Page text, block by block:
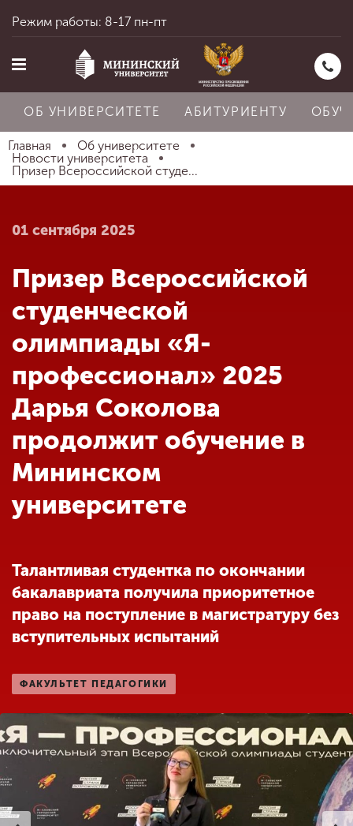
Главная
Абитуриенту
Обучение
Наука
Международная
деятельность
Студенческая жизнь
образовательной
организации
ENG SPN CHI
Режим работы: 8-17 пн-пт
ОБ УНИВЕРСИТЕТЕ АБИТУРИЕНТУ
Главная
Об университете
Новости университета
Призер Всероссийской студе...
01 сентября 2025
Призер Всероссийской
студенческой
олимпиады «Я-
профессионал» 2025
Дарья Соколова
продолжит обучение в
Мининском
университете
Талантливая студентка по окончании
бакалавриата получила приоритетное
право на поступление в магистратуру без
вступительных испытаний
ФАКУЛЬТЕТ ПЕДАГОГИКИ